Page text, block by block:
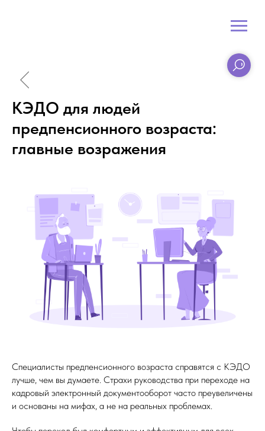
КЭДО для людей
предпенсионного возраста:
главные возражения
Специалисты предпенсионного возраста справятся с КЭДО
лучше, чем вы думаете. Страхи руководства при переходе на
кадровый электронный документооборот часто преувеличены
и основаны на мифах, а не на реальных проблемах.